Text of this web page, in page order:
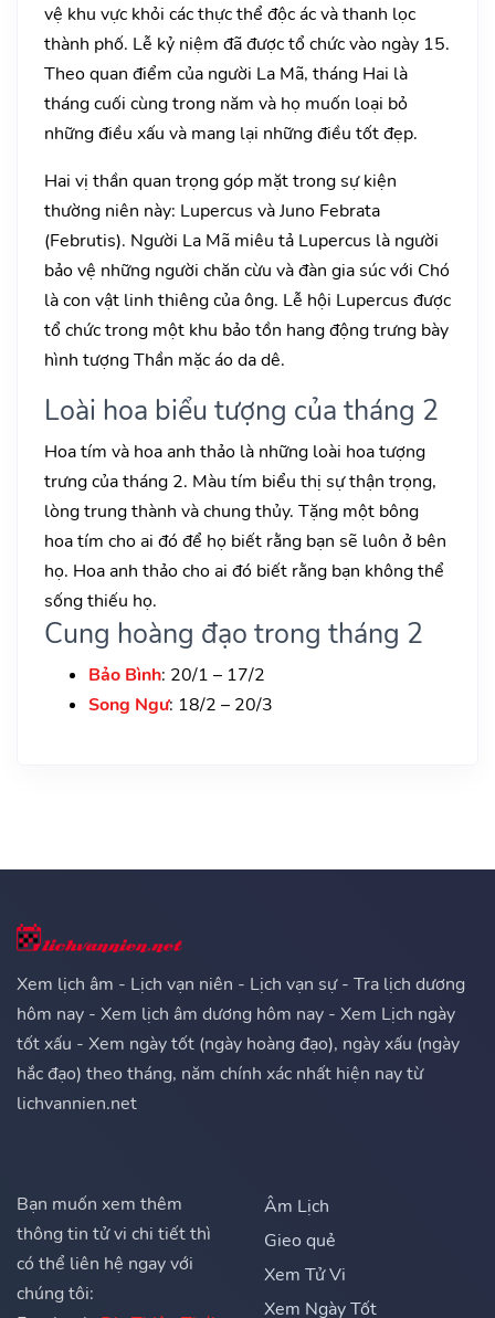
vệ khu vực khỏi các thực thể độc ác và thanh lọc
thành phố. Lễ kỷ niệm đã được tổ chức vào ngày 15.
Theo quan điểm của người La Mã, tháng Hai là
tháng cuối cùng trong năm và họ muốn loại bỏ
những điều xấu và mang lại những điều tốt đẹp.
Hai vị thần quan trọng góp mặt trong sự kiện
thường niên này: Lupercus và Juno Febrata
(Februtis). Người La Mã miêu tả Lupercus là người
bảo vệ những người chăn cừu và đàn gia súc với Chó
là con vật linh thiêng của ông. Lễ hội Lupercus được
tổ chức trong một khu bảo tồn hang động trưng bày
hình tượng Thần mặc áo da dê.
Loài hoa biểu tượng của tháng 2
Hoa tím và hoa anh thảo là những loài hoa tượng
trưng của tháng 2. Màu tím biểu thị sự thận trọng,
lòng trung thành và chung thủy. Tặng một bông
hoa tím cho ai đó để họ biết rằng bạn sẽ luôn ở bên
họ. Hoa anh thảo cho ai đó biết rằng bạn không thể
sống thiếu họ.
Cung hoàng đạo trong tháng 2
Bảo Bình: 20/1 – 17/2
Song Ngư: 18/2 – 20/3
Xem lịch âm - Lịch vạn niên - Lịch vạn sự - Tra lịch dương
hôm nay - Xem lịch âm dương hôm nay - Xem Lịch ngày
tốt xấu - Xem ngày tốt (ngày hoàng đạo), ngày xấu (ngày
hắc đạo) theo tháng, năm chính xác nhất hiện nay từ
lichvannien.net
Bạn muốn xem thêm
thông tin tử vi chi tiết thì
có thể liên hệ ngay với
chúng tôi:
Âm Lịch
Gieo quẻ
Xem Tử Vi
Xem Ngày Tốt